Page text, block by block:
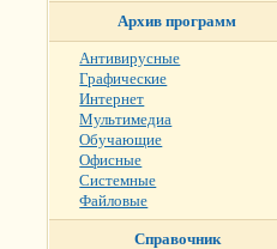
Архив программ
Антивирусные
Графические
Интернет
Мультимедиа
Обучающие
Офисные
Системные
Файловые
Справочник